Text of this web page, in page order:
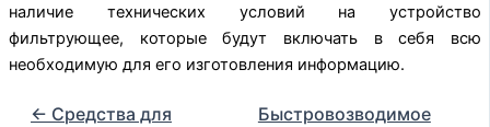
наличие технических условий на устройство
фильтрующее, которые будут включать в себя всю
необходимую для его изготовления информацию.
← Средства для
Быстровозводимое